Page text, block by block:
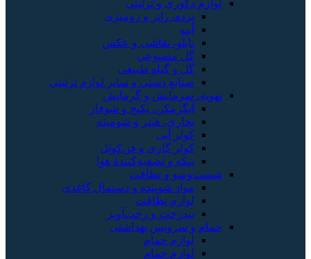
لوازم دکوری و تزئینی
پرده، رانر و رومیزی
آینه
تابلو، نقاشی و عکس
گل مصنوعی
گل و گیاه طبیعی
صنایع دستی و سایر لوازم تزئینی
تهویه، سرمایش و گرمایش
آبگرمکن، پکیج و شوفاژ
بخاری، هیتر و شومینه
کولر آبی
کولر گازی و فن‌کوئل
پنکه و تصفیه‌کنندهٔ هوا
شست‌وشو و نظافت
مواد شوینده و دستمال کاغذی
لوازم نظافت
بندرخت و رخت‌آویز
حمام و سرویس بهداشتی
لوازم حمام
لوازم حمام